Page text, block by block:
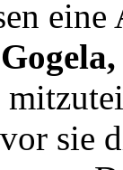
Gogela,
sie